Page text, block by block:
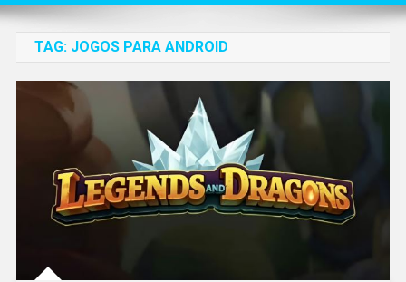
TAG: JOGOS PARA ANDROID